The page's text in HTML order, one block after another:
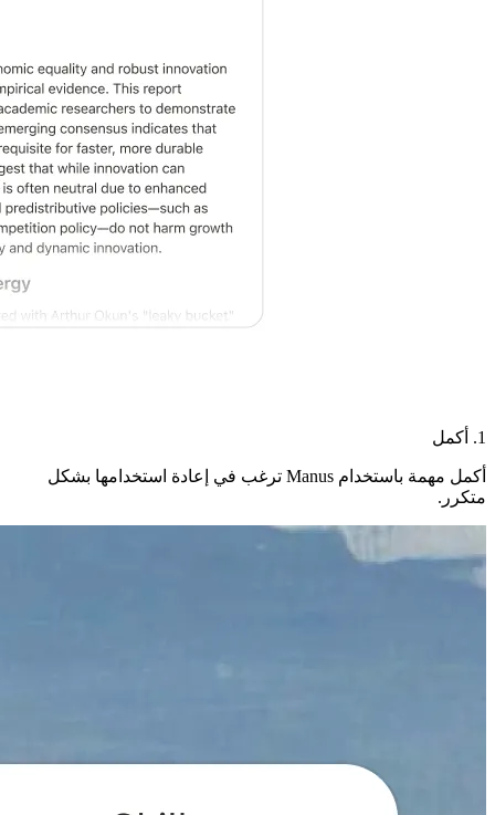
1. أكمل
أكمل مهمة باستخدام Manus ترغب في إعادة استخدامها بشكل
متكرر.